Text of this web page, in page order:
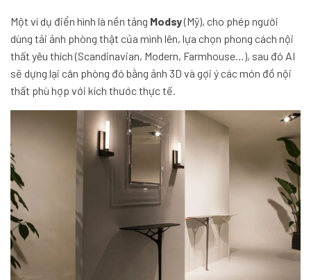
Một ví dụ điển hình là nền tảng Modsy(Mỹ), cho phép người
dùng tải ảnh phòng thật của mình lên, lựa chọn phong cách nội
thất yêu thích (Scandinavian, Modern, Farmhouse…), sau đó AI
sẽ dựng lại căn phòng đó bằng ảnh 3D và gợi ý các món đồ nội
thất phù hợp với kích thước thực tế.